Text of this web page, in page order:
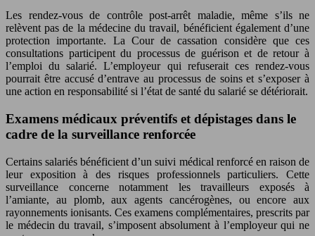
Les rendez-vous de contrôle post-arrêt maladie, même s’ils ne
relèvent pas de la médecine du travail, bénéficient également d’une
protection importante. La Cour de cassation considère que ces
consultations participent du processus de guérison et de retour à
l’emploi du salarié. L’employeur qui refuserait ces rendez-vous
pourrait être accusé d’entrave au processus de soins et s’exposer à
une action en responsabilité si l’état de santé du salarié se détériorait.
Examens médicaux préventifs et dépistages dans le
cadre de la surveillance renforcée
Certains salariés bénéficient d’un suivi médical renforcé en raison de
leur exposition à des risques professionnels particuliers. Cette
surveillance concerne notamment les travailleurs exposés à
l’amiante, au plomb, aux agents cancérogènes, ou encore aux
rayonnements ionisants. Ces examens complémentaires, prescrits par
le médecin du travail, s’imposent absolument à l’employeur qui ne